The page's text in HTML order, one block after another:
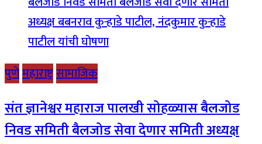
पुणेमहाराष्ट्रसामाजिक
संत ज्ञानेश्वर महाराज पालखी सोहळ्यास बैलजोड
निवड समिती बैलजोड सेवा देणार समिती अध्यक्ष